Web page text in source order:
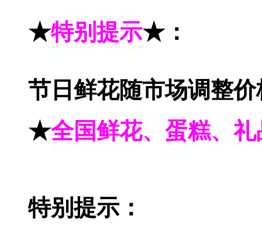
★特别提示★：
节日鲜花随市场调整
★全国鲜花、蛋糕、礼
特别提示：